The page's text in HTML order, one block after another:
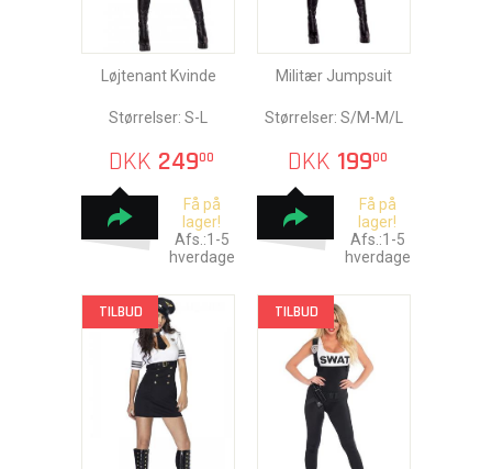
Løjtenant Kvinde
Størrelser: S-L
DKK 24900
Få på
lager!
Afs.:1-5
hverdage
Militær Jumpsuit
Størrelser: S/M-M/L
DKK 19900
Få på
lager!
Afs.:1-5
hverdage
TILBUD TILBUD